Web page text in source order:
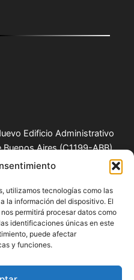
utilizamos tecnologías como las
la información del dispositivo. El
permitirá procesar datos como
identificaciones únicas en este
puede afectar
y funciones.
Edificio Administrativo
Aires (C1199-ABB),